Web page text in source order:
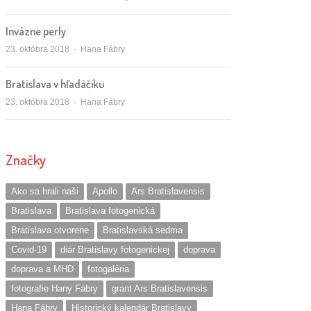
Invázne perly
23. októbra 2018 Autor/ka
Hana Fábry
Bratislava v hľadáčiku
23. októbra 2018 Autor/ka
Hana Fábry
Značky
Ako sa hrali naši Apollo
Ars Bratislavensis
Bratislava
Bratislava fotogenická
Bratislava otvorene
Bratislavská sedma
Covid-19
diár Bratislavy fotogenickej
doprava
doprava a MHD
fotogaléria
fotografie Hany Fábry
grant Ars Bratislavensis
Hana Fábry
Historický kalendár Bratislavy